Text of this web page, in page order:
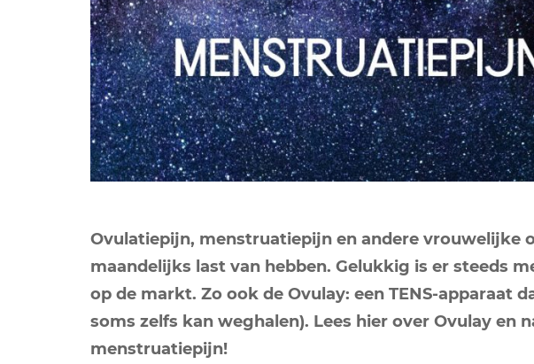
NEPTUNUS
PLUTO
CHIRON
MAAN
ORAKEL
RITUELEN
SPIRIT
TAROT
Ovulatiepijn, menstruatiepijn en andere vrouwelijke
maandelijks last van hebben. Gelukkig is er steeds
op de markt. Zo ook de Ovulay: een TENS-apparaat
soms zelfs kan weghalen). Lees hier over Ovulay
menstruatiepijn!